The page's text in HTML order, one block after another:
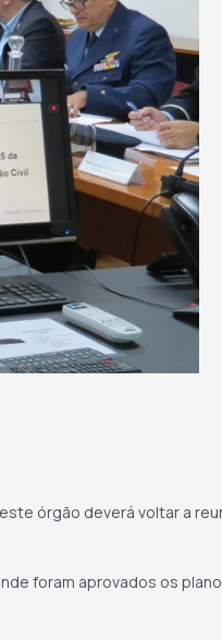
órgão deverá voltar a
foram aprovados os